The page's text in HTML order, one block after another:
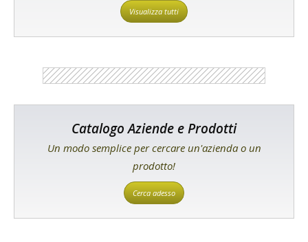
Visualizza tutti
Catalogo Aziende e Prodotti
Un modo semplice per cercare un'azienda o un
prodotto!
Cerca adesso